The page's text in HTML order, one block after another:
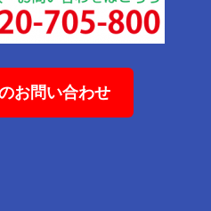
お問い合わせ